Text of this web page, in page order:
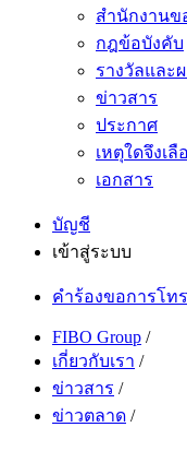
สำนักงานข
กฎข้อบังคับ
รางวัลและ
ข่าวสาร
ประกาศ
เหตุใดจึงเลื
เอกสาร
บัญชี
เข้าสู่ระบบ
คำร้องขอการโท
FIBO Group /
เกี่ยวกับเรา /
ข่าวสาร /
ข่าวตลาด /